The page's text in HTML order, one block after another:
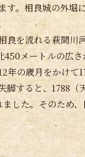
す。相良城の外堀
良を流れる萩間川
450メートルの広
年の歳月をかけて
脚すると、1788
した。そのため